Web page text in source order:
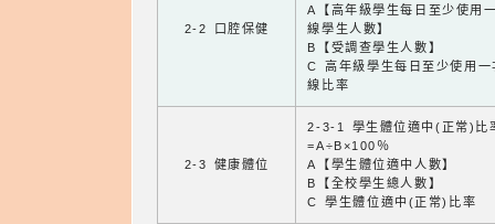
2-2 口腔保健
A【高年級學生每日至少使用
線學生人數】
B【受調查學生人數】
C 高年級學生每日至少使用一
線比率
2-3 健康體位
2-3-1 學生體位適中(正常)比
=A÷B×100％
A【學生體位適中人數】
B【全校學生總人數】
C 學生體位適中(正常)比率